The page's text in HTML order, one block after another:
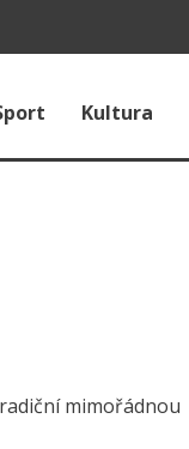
Kultura
mimořádnou